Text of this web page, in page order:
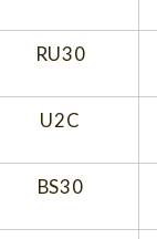
RU30
U2C
BS30